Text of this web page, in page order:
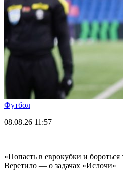
Футбол
08.08.26 11:57
«Попасть в еврокубки и бороться
Веретило — о задачах «Ислочи»